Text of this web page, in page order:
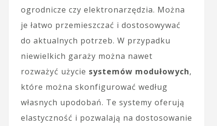
ogrodnicze czy elektronarzędzia. Można
je łatwo przemieszczać i dostosowywać
do aktualnych potrzeb. W przypadku
niewielkich garaży można nawet
rozważyć użycie systemów modułowych,
które można skonfigurować według
własnych upodobań. Te systemy oferują
elastyczność i pozwalają na dostosowanie